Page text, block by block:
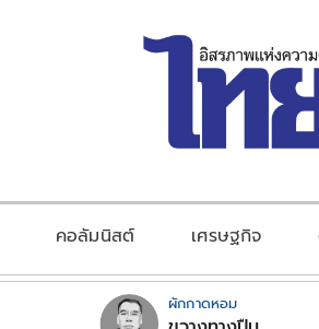
คอลัมนิสต์ เศรษฐกิจ
ผักกาดหอม